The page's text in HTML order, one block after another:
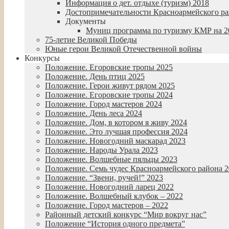
Информация о дет. отдыхе (туризм) 2018
Достопримечательности Красноармейского
Документы
Муниц программа по туризму КМР на
75-летие Великой Победы
Юные герои Великой Отечественной войны
Конкурсы
Положение. Егоровские тропы 2025
Положение. День птиц 2025
Положение. Герои живут рядом 2025
Положение. Егоровские тропы 2024
Положение. Город мастеров 2024
Положение. День леса 2024
Положение. Дом, в котором я живу 2024
Положение. Это лучшая профессия 2024
Положение. Новогодний маскарад 2023
Положение. Народы Урала 2023
Положение. Волшебные пяльцы 2023
Положение. Семь чудес Красноармейского района
Положение. “Звени, ручей!” 2023
Положение. Новогодний ларец 2022
Положение. Волшебный клубок – 2022
Положение. Город мастеров – 2022
Районный детский конкурс “Мир вокруг нас”
Положение “История одного предмета”